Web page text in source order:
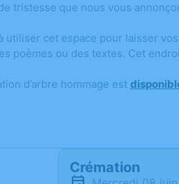
tristesse que nous vous
utiliser cet espace pour laisser
poèmes ou des textes. Cet
d’arbre hommage est
Crémation